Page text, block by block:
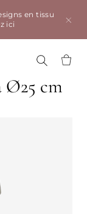
en tissu
ici
Ø25 cm